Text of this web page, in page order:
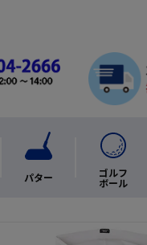
パター ゴルフ
ボール